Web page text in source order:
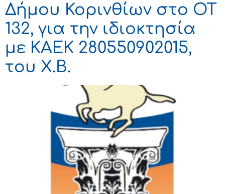
Δήμου Κορινθίων στο ΟΤ
132, για την ιδιοκτησία
με ΚΑΕΚ 280550902015,
του Χ.Β.